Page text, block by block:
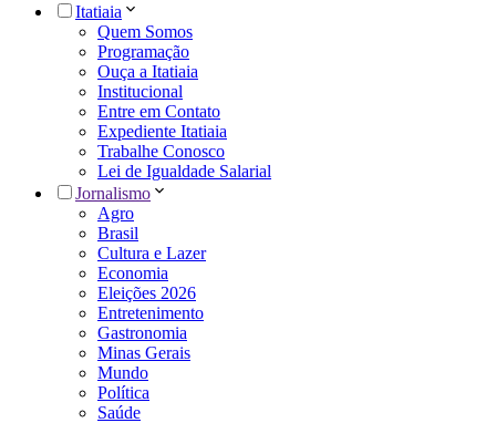
Itatiaia
Quem Somos
Programação
Ouça a Itatiaia
Institucional
Entre em Contato
Expediente Itatiaia
Trabalhe Conosco
Lei de Igualdade Salarial
Jornalismo
Agro
Brasil
Cultura e Lazer
Economia
Eleições 2026
Entretenimento
Gastronomia
Minas Gerais
Mundo
Política
Saúde